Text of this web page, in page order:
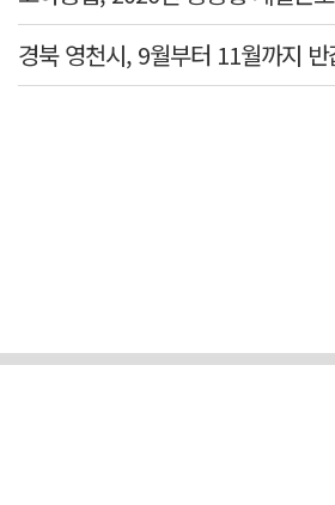
경북 영천시, 9월부터 11월까지